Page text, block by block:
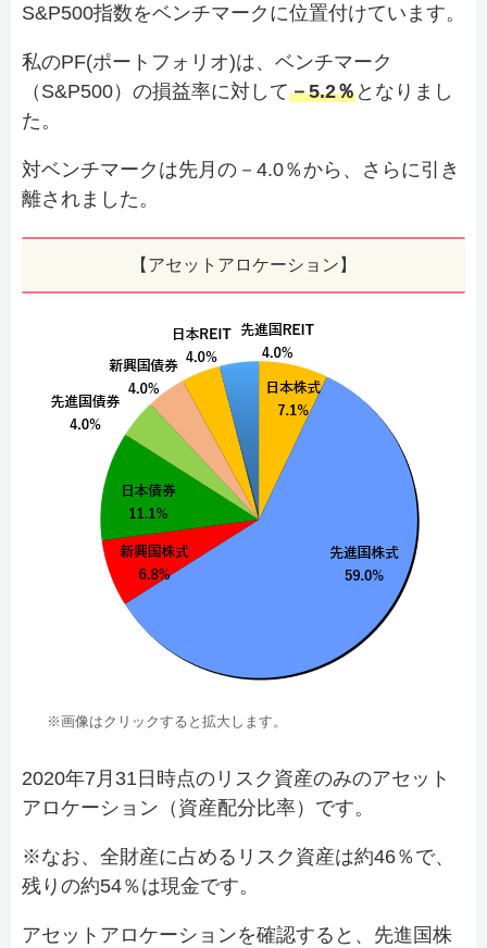
S&P500指数をベンチマークに位置付けています。
私のPF(ポートフォリオ)は、ベンチマーク
（S&P500）の損益率に対して－5.2％となりまし
た。
対ベンチマークは先月の－4.0％から、さらに引き
離されました。
【アセットアロケーション】
※画像はクリックすると拡大します。
2020年7月31日時点のリスク資産のみのアセット
アロケーション（資産配分比率）です。
※なお、全財産に占めるリスク資産は約46％で、
残りの約54％は現金です。
アセットアロケーションを確認すると、先進国株